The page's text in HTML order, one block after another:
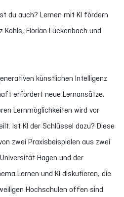
du auch? Lernen mit KI fördern
Kohls, Florian Lückenbach und
künstlichen Intelligenz
erfordert neue Lernansätze.
Lernmöglichkeiten wird vor
Ist KI der Schlüssel dazu? Diese
zwei Praxisbeispielen aus zwei
Hagen und der
Lernen und KI diskutieren, die
Hochschulen offen sind